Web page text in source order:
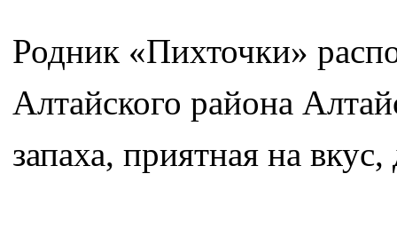
Родник «Пихточки»
Алтайского района
запаха, приятная на